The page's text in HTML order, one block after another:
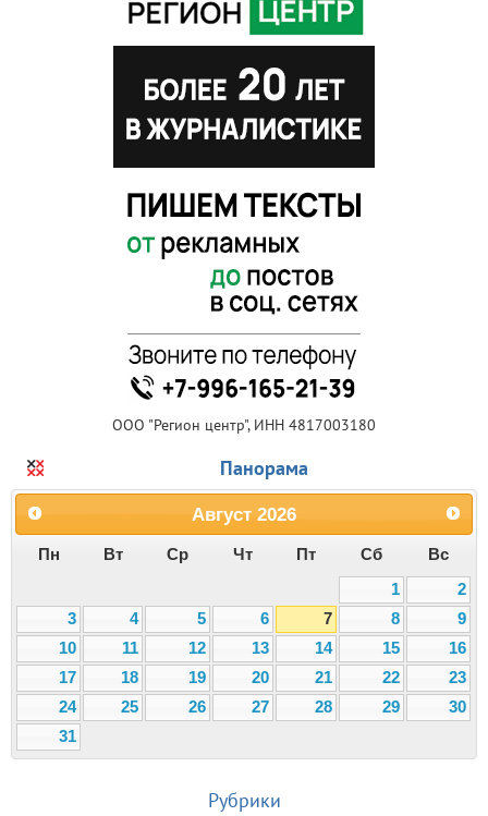
ООО "Регион центр", ИНН 4817003180
Панорама
Август 2026
Пн Вт Ср Чт Пт Сб
Вс
1
2
3
4 5 6 7 8
9
10
11 12 13 14 15
16
17
18 19 20 21 22
23
24
25 26 27 28 29
30
31
Рубрики